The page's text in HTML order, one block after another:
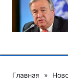
Главная »